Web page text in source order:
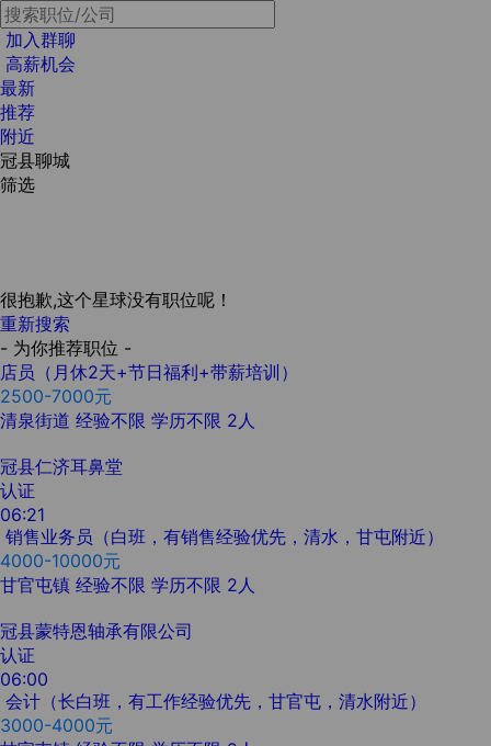
加入群聊
高薪机会
最新
推荐
附近
冠县聊城
筛选
很抱歉,这个星球没有职位呢！
重新搜索
- 为你推荐职位 -
店员（月休2天+节日福利+带薪培训）
2500-7000元
清泉街道 经验不限 学历不限 2人
冠县仁济耳鼻堂
认证
06:21
销售业务员（白班，有销售经验优先，清水，甘屯附近）
4000-10000元
甘官屯镇 经验不限 学历不限 2人
冠县蒙特恩轴承有限公司
认证
06:00
会计（长白班，有工作经验优先，甘官屯，清水附近）
3000-4000元